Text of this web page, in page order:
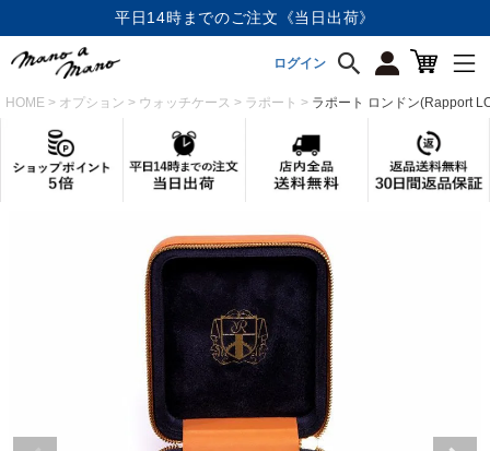
平日14時までのご注文《当日出荷》
ログイン
HOME オプション ウォッチケース ラポート ラポート ロンドン(Rapport